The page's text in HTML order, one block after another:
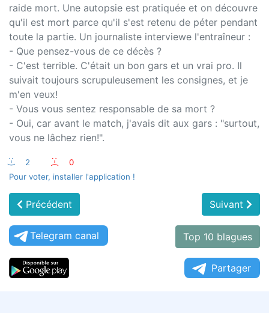
raide mort. Une autopsie est pratiquée et on découvre
qu'il est mort parce qu'il s'est retenu de péter pendant
toute la partie. Un journaliste interviewe l'entraîneur :
- Que pensez-vous de ce décès ?
- C'est terrible. C'était un bon gars et un vrai pro. Il
suivait toujours scrupuleusement les consignes, et je
m'en veux!
- Vous vous sentez responsable de sa mort ?
- Oui, car avant le match, j'avais dit aux gars : "surtout,
vous ne lâchez rien!".
:-) 2 :-(
0
Pour voter, installer l'application !
Précédent Suivant
Telegram canal Top 10 blagues
Partager